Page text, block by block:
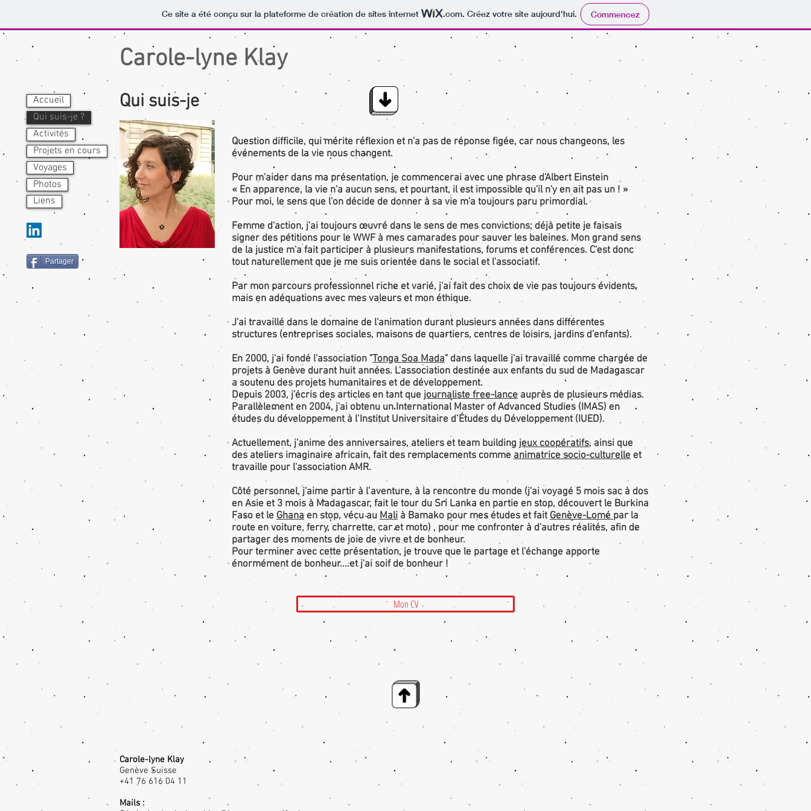
Ce site a été conçu sur la plateforme de création de sites internet .com. Créez votre site aujourd'hui. Commencez
Carole-lyne Klay
Qui suis-je
Question difficile, qui mérite réflexion et n'a pas de réponse figée, car nous changeons, les
événements de la vie nous changent.
Pour m'aider dans ma présentation, je commencerai avec une phrase d'Albert Einstein
« En apparence, la vie n'a aucun sens, et pourtant, il est impossible qu'il n'y en ait pas un ! »
Pour moi, le sens que l'on décide de donner à sa vie m'a toujours paru primordial.
Femme d'action, j'ai toujours œuvré dans le sens de mes convictions; déjà petite je faisais
signer des pétitions pour le WWF à mes camarades pour sauver les baleines. Mon grand sens
de la justice m'a fait participer à plusieurs manifestations, forums et conférences. C'est donc
tout naturellement que je me suis orientée dans le social et l'associatif.
Par mon parcours professionnel riche et varié, j'ai fait des choix de vie pas toujours évidents,
mais en adéquations avec mes valeurs et mon éthique.
J'ai travaillé dans le domaine de l'animation durant plusieurs années dans différentes
structures (entreprises sociales, maisons de quartiers, centres de loisirs, jardins d'enfants).
En 2000, j'ai fondé l'association "Tonga Soa Mada" dans laquelle j'ai travaillé comme chargée de
projets à Genève durant huit années. L'association destinée aux enfants du sud de Madagascar
a soutenu des projets humanitaires et de développement.
Depuis 2003, j'écris des articles en tant que journaliste free-lance auprès de plusieurs médias.
Parallèlement en 2004, j'ai obtenu un International Master of Advanced Studies (IMAS) en
études du développement à l’Institut Universitaire d’Études du Développement (IUED).
Actuellement, j'anime des anniversaires, ateliers et team building jeux coopératifs, ainsi que
des ateliers imaginaire africain, fait des remplacements comme animatrice socio-culturelle et
travaille pour l'association AMR.
Côté personnel, j'aime partir à l’aventure, à la rencontre du monde (j'ai voyagé 5 mois sac à dos
en Asie et 3 mois à Madagascar, fait le tour du Sri Lanka en partie en stop, découvert le Burkina
Faso et le Ghana en stop, vécu au Mali à Bamako pour mes études et faitGenève-Lomépar la
route en voiture, ferry, charrette, car et moto) , pour me confronter à d'autres réalités, afin de
partager des moments de joie de vivre et de bonheur.
Pour terminer avec cette présentation, je trouve que le partage et l'échange apporte
énormément de bonheur....et j'ai soif de bonheur !
Mon CV
Accueil
Qui suis-je ?
Activités
Projets en cours
Voyages
Photos
Liens
Partager
Carole-lyne Klay
Genève Suisse
+41 76 616 04 11
Mails :